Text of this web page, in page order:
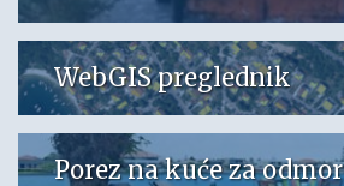
WebGIS preglednik
Porez na kuće za odmor